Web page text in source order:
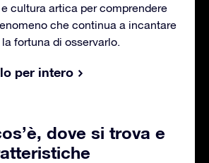
cultura artica per comprendere
che continua a incantare
fortuna di osservarlo.
per intero
dove si trova e